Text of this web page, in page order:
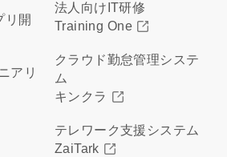
リ開
アリ
法人向けIT研修
Training One
クラウド勤怠管理システ
ム
キンクラ
テレワーク支援システム
ZaiTark